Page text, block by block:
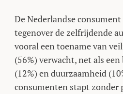
De Nederlandse
tegenover de zelfrijdende
vooral een toename van
(56%) verwacht, net als
(12%) en duurzaamheid
consumenten stapt zonder